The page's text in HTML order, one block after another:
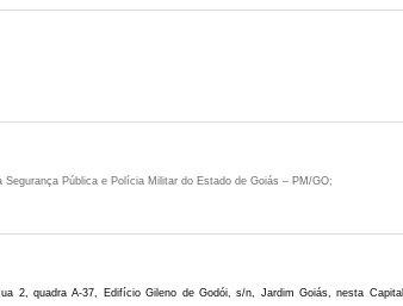
Pública e Polícia Militar do Estado de Goiás – PM/GO;
2, quadra A-37, Edifício Gileno de Godói, s/n, Jardim Goiás, nesta Capital